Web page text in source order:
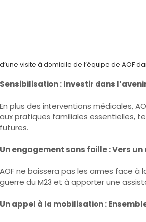
d’une visite à domicile de l’équipe de AOF
Sensibilisation : Investir dans l’avenir
En plus des interventions médicales,
aux pratiques familiales essentielles,
futures.
Un engagement sans faille : Vers
AOF ne baissera pas les armes face à
guerre du M23 et à apporter une
Un appel à la mobilisation :